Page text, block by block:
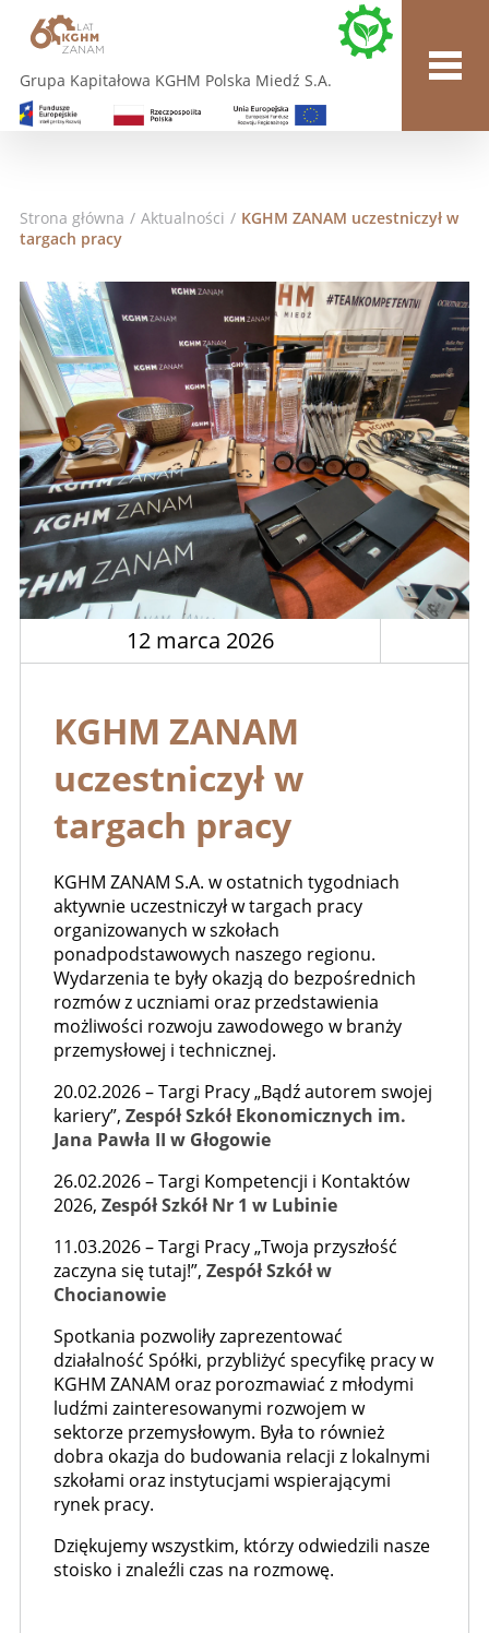
Grupa Kapitałowa KGHM Polska Miedź S.A.
Strona główna / Aktualności / KGHM ZANAM uczestniczył w
targach pracy
12 marca 2026
KGHM ZANAM
uczestniczył w
targach pracy
KGHM ZANAM S.A. w ostatnich tygodniach
aktywnie uczestniczył w targach pracy
organizowanych w szkołach
ponadpodstawowych naszego regionu.
Wydarzenia te były okazją do bezpośrednich
rozmów z uczniami oraz przedstawienia
możliwości rozwoju zawodowego w branży
przemysłowej i technicznej.
20.02.2026 – Targi Pracy „Bądź autorem swojej
kariery”, Zespół Szkół Ekonomicznych im.
Jana Pawła II w Głogowie
26.02.2026 – Targi Kompetencji i Kontaktów
2026, Zespół Szkół Nr 1 w Lubinie
11.03.2026 – Targi Pracy „Twoja przyszłość
zaczyna się tutaj!”, Zespół Szkół w
Chocianowie
Spotkania pozwoliły zaprezentować
działalność Spółki, przybliżyć specyfikę pracy w
KGHM ZANAM oraz porozmawiać z młodymi
ludźmi zainteresowanymi rozwojem w
sektorze przemysłowym. Była to również
dobra okazja do budowania relacji z lokalnymi
szkołami oraz instytucjami wspierającymi
rynek pracy.
Dziękujemy wszystkim, którzy odwiedzili nasze
stoisko i znaleźli czas na rozmowę.